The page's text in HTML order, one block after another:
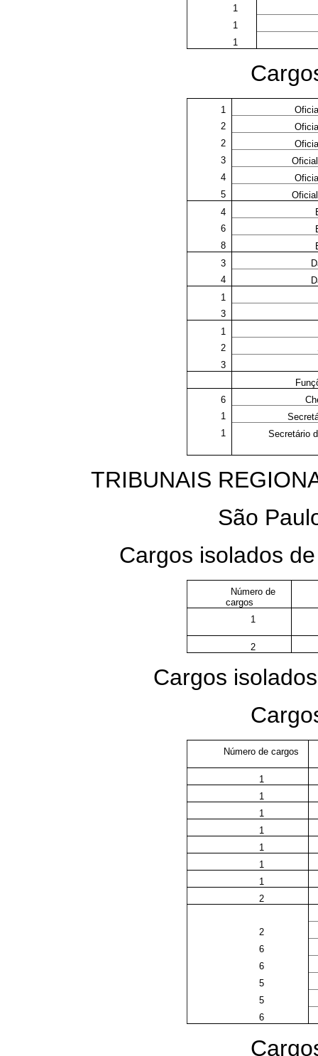
1
1
1
1
2
2
3
4
5
4
6
8
3
4
1
3
1
2
3
6
1
1
Secretário
TRIBUNAIS
São
Cargos isolados
Número de
cargos
1
2
Cargos
Número de cargos
1
1
1
1
1
1
1
2
2
6
6
5
5
6